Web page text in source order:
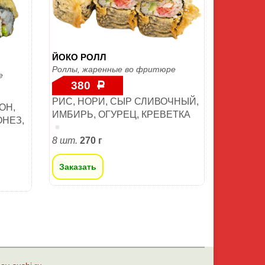
ЙОКО РОЛЛ
Роллы, жаренные во фритюре
380 Р
РИС, НОРИ, СЫР СЛИВОЧНЫЙ,
ИМБИРЬ, ОГУРЕЦ, КРЕВЕТКА
8 шт. 270 г
Заказать